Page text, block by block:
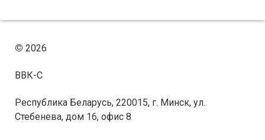
60 мм. В ...
© 2026
ВВК-С
Республика Беларусь, 220015, г. Минск, ул.
Стебенева, дом 16, офис 8